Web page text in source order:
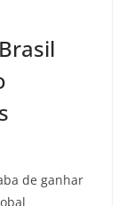
de ganhar